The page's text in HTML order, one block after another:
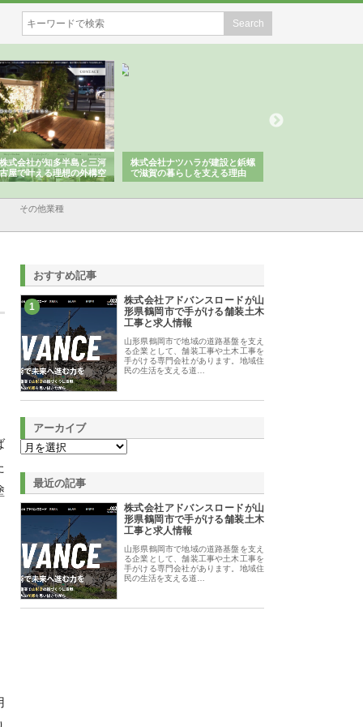
式会社が知多半島と三河
屋で叶える理想の外構空
株式会社ナツハラが建設と鋲螺
で滋賀の暮らしを支える理由
その他業種
おすすめ記事
1
株式会社アドバンスロードが山
形県鶴岡市で手がける舗装土木
工事と求人情報
山形県鶴岡市で地域の道路基盤を支え
る企業として、舗装工事や土木工事を
手がける専門会社があります。地域住
民の生活を支える道…
アーカイブ
最近の記事
株式会社アドバンスロードが山
形県鶴岡市で手がける舗装土木
工事と求人情報
山形県鶴岡市で地域の道路基盤を支え
る企業として、舗装工事や土木工事を
手がける専門会社があります。地域住
民の生活を支える道…